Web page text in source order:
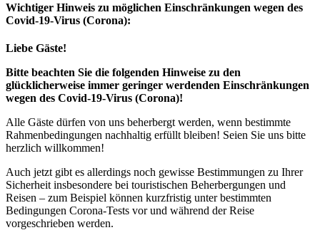
Wichtiger Hinweis zu möglichen Ein­schränk­ungen wegen des
Covid-19-Virus (Corona):
Liebe Gäste!
Bitte beachten Sie die folgenden Hinweise zu den
glücklicherweise immer geringer werdenden Einschränkungen
wegen des Covid-19-Virus (Corona)!
Alle Gäste dürfen von uns beherbergt werden, wenn bestimmte
Rahmenbedingungen nachhaltig erfüllt bleiben! Seien Sie uns bitte
herzlich willkommen!
Auch jetzt gibt es allerdings noch gewisse Bestimmungen zu Ihrer
Sicherheit insbesondere bei touristischen Beherbergungen und
Reisen – zum Beispiel können kurzfristig unter bestimmten
Bedingungen Corona-Tests vor und während der Reise
vorgeschrieben werden.